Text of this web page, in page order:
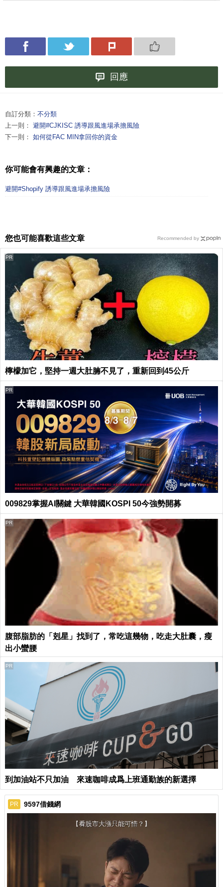
回應
自訂分類： 不分類
上一則： 避開#CJKISC 誘導跟風進場承擔風險
下一則： 如何從FAC MIN拿回你的資金
你可能會有興趣的文章：
避開#Shopify 誘導跟風進場承擔風險
您也可能喜歡這些文章
檸檬加它，堅持一週大肚腩不見了，重新回到45公斤
PR
009829掌握AI關鍵 大華韓國KOSPI 50今強勢開募
PR
腹部脂肪的「剋星」找到了，常吃這幾物，吃走大肚囊，瘦
出小蠻腰
PR
到加油站不只加油 來速咖啡成爲上班通勤族的新選擇
PR
PR 9597借錢網
Recommended by